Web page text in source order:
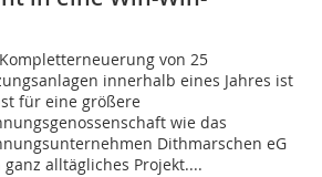
von 25
innerhalb eines Jahres ist
für eine größere
wie das
Dithmarschen eG
ganz alltägliches Projekt....